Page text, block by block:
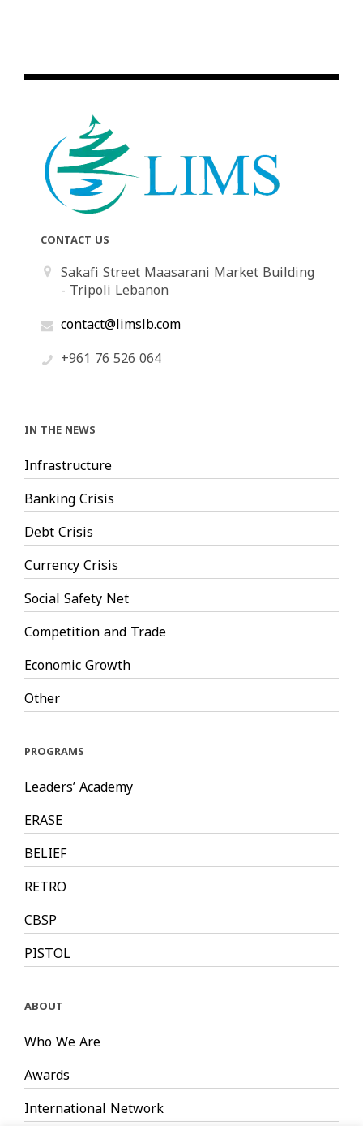
CONTACT US
Sakafi Street Maasarani Market Building
- Tripoli Lebanon
contact@limslb.com
+961 76 526 064
IN THE NEWS
Infrastructure
Banking Crisis
Debt Crisis
Currency Crisis
Social Safety Net
Competition and Trade
Economic Growth
Other
PROGRAMS
Leaders’ Academy
ERASE
BELIEF
RETRO
CBSP
PISTOL
ABOUT
Who We Are
Awards
International Network